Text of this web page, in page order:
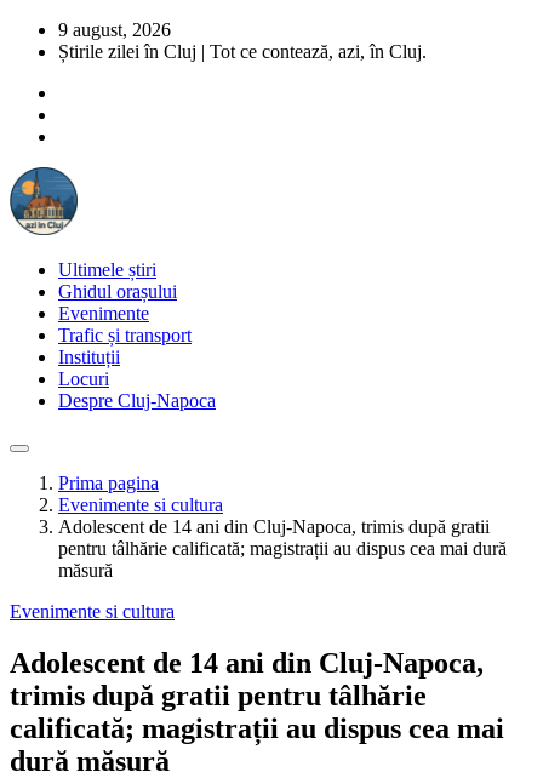
9 august, 2026
Știrile zilei în Cluj | Tot ce contează, azi, în Cluj.
Ultimele știri
Ghidul orașului
Evenimente
Trafic și transport
Instituții
Locuri
Despre Cluj-Napoca
Prima pagina
Evenimente si cultura
Adolescent de 14 ani din Cluj-Napoca, trimis după gratii
pentru tâlhărie calificată; magistrații au dispus cea mai dură
măsură
Evenimente si cultura
Adolescent de 14 ani din Cluj-Napoca,
trimis după gratii pentru tâlhărie
calificată; magistrații au dispus cea mai
dură măsură